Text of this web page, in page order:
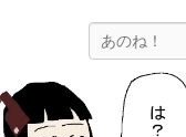
ひらちょ
ほたがページ上部